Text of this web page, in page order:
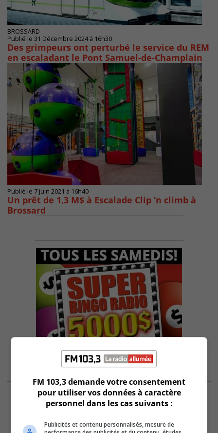
BROSSARD
Publié le 31 Décembre 2024 à 16h30
Des grimpeurs ont perturbé le service du REM
en escaladant le Pont Samuel-de-Champlain
Publié le 7 juin 2021 à 16h40
Un prêt de 1,3 M$ à Escalade Clip ‘n climb à
Brossard
FM 103,3 demande votre consentement
pour utiliser vos données à caractère
personnel dans les cas suivants :
Publicités et contenu personnalisés, mesure de